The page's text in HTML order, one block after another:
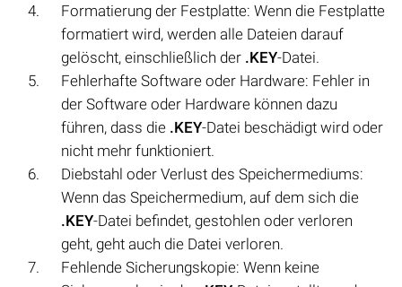
Formatierung der Festplatte: Wenn die Festplatte
formatiert wird, werden alle Dateien darauf
gelöscht, einschließlich der .KEY-Datei.
Fehlerhafte Software oder Hardware: Fehler in
der Software oder Hardware können dazu
führen, dass die .KEY-Datei beschädigt wird oder
nicht mehr funktioniert.
Diebstahl oder Verlust des Speichermediums:
Wenn das Speichermedium, auf dem sich die
.KEY-Datei befindet, gestohlen oder verloren
geht, geht auch die Datei verloren.
Fehlende Sicherungskopie: Wenn keine